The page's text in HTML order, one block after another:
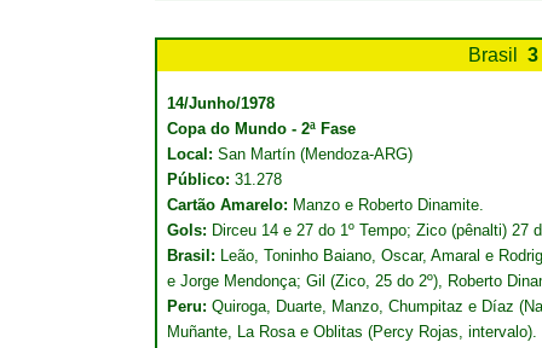
Brasil 3
14/Junho/1978
Copa do Mundo - 2ª Fase
Local: San Martín (Mendoza-ARG)
Público: 31.278
Cartão Amarelo: Manzo e Roberto Dinamite.
Gols: Dirceu 14 e 27 do 1º Tempo; Zico (pênalti) 27
Brasil: Leão, Toninho Baiano, Oscar, Amaral e
e Jorge Mendonça; Gil (Zico, 25 do 2º), Roberto
Peru: Quiroga, Duarte, Manzo, Chumpitaz e Díaz
Muñante, La Rosa e Oblitas (Percy Rojas, intervalo).